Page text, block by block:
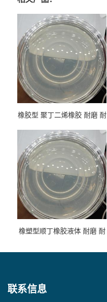
橡胶型 聚丁二烯橡胶 耐磨 耐
性
橡塑型顺丁橡胶液体 耐磨 耐
联系信息